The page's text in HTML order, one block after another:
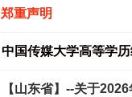
郑重声明
【山东省】--关于